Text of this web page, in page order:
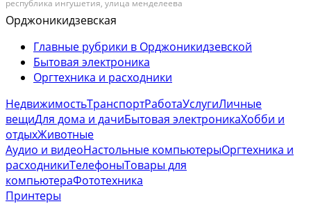
республика ингушетия, улица менделеева
Орджоникидзевская
Главные рубрики в Орджоникидзевской
Бытовая электроника
Оргтехника и расходники
НедвижимостьТранспортРаботаУслугиЛичные
вещиДля дома и дачиБытовая электроникаХобби и
отдыхЖивотные
Аудио и видеоНастольные компьютерыОргтехника и
расходникиТелефоныТовары для
компьютераФототехника
Принтеры